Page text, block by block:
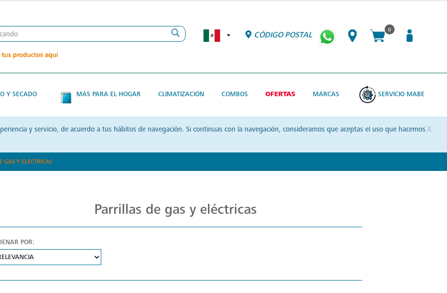
CÓDIGO POSTAL
0
Y SECADO MÁS PARA EL HOGAR CLIMATIZACIÓN COMBOS OFERTAS MARCAS SERVICIO MABE
x
y servicio, de acuerdo a tus hábitos de navegación. Si continuas con la navegación, consideramos que aceptas el uso que hacemos
GAS Y ELÉCTRICAS
Parrillas de gas y eléctricas
POR: